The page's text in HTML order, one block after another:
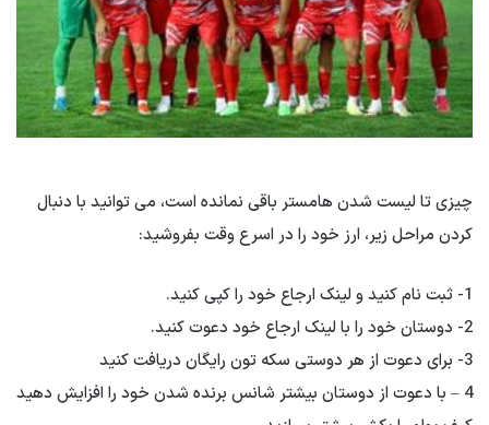
چیزی تا لیست شدن هامستر باقی نمانده است، می توانید با دنبال
کردن مراحل زیر، ارز خود را در اسرع وقت بفروشید:
1- ثبت نام کنید و لینک ارجاع خود را کپی کنید.
2- دوستان خود را با لینک ارجاع خود دعوت کنید.
3- برای دعوت از هر دوستی
سکه تون رایگان دریافت کنید
4 – با دعوت از دوستان بیشتر شانس برنده شدن خود را افزایش دهید